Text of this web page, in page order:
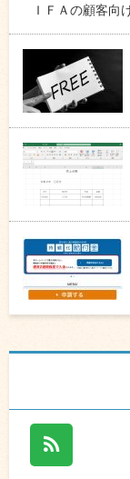
ＩＦＡの顧客向